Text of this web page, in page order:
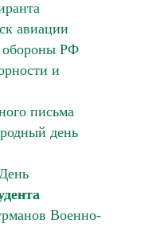
авиации
обороны РФ
и
письма
день
Военно-